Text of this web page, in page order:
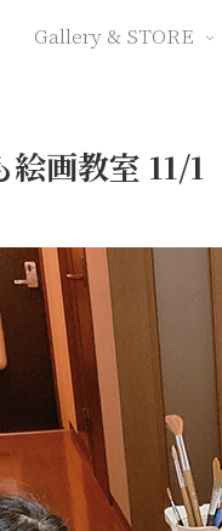
Gallery & STORE
画教室 11/1